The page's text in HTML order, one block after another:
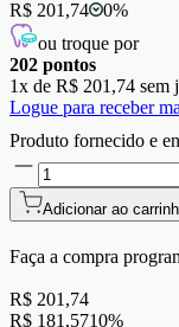
R$ 201,74
0%
ou troque por
202 pontos
1x de R$ 201,74 sem
Logue para receber
Produto fornecido e
Adicionar ao
Faça a compra
R$ 201,74
R$ 181,5710%